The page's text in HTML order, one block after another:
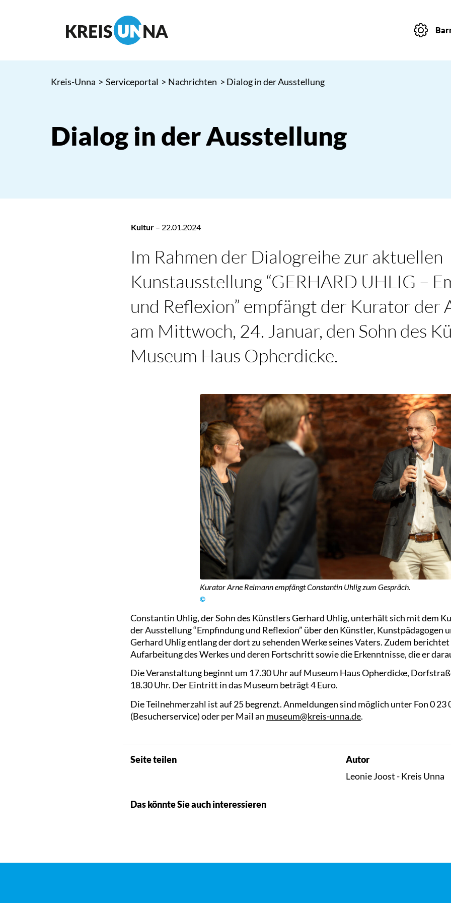
Kreis-Unna > Serviceportal > Nachrichten > Dialog in der Ausstellung
Dialog in der Ausstellung
Kultur – 22.01.2024
Im Rahmen der Dialogreihe zur aktuellen
Kunstausstellung “GERHARD UHLIG –
und Reflexion” empfängt der Kurator der
am Mittwoch, 24. Januar, den Sohn des
Museum Haus Opherdicke.
Kurator Arne Reimann empfängt Constantin Uhlig zum Gespräch.
©
Constantin Uhlig, der Sohn des Künstlers Gerhard Uhlig, unterhält sich mit dem
der Ausstellung “Empfindung und Reflexion” über den Künstler, Kunstpädagogen
Gerhard Uhlig entlang der dort zu sehenden Werke seines Vaters. Zudem
Aufarbeitung des Werkes und deren Fortschritt sowie die Erkenntnisse, die er
Die Veranstaltung beginnt um 17.30 Uhr auf Museum Haus Opherdicke,
18.30 Uhr. Der Eintritt in das Museum beträgt 4 Euro.
Die Teilnehmerzahl ist auf 25 begrenzt. Anmeldungen sind möglich unter Fon 0 23
(Besucherservice) oder per Mail an museum@kreis-unna.de.
Seite teilen
Autor
Leonie Joost - Kreis Unna
Das könnte Sie auch interessieren